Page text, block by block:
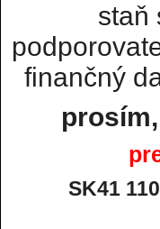
staň
finančný
SK41